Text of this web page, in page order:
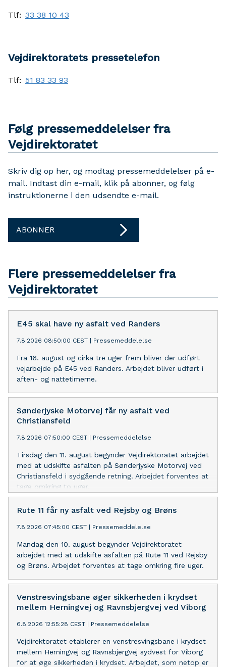
Tlf: 33 38 10 43
Vejdirektoratets pressetelefon
Tlf: 51 83 33 93
Følg pressemeddelelser fra
Vejdirektoratet
Skriv dig op her, og modtag pressemeddelelser på e-
mail. Indtast din e-mail, klik på abonner, og følg
instruktionerne i den udsendte e-mail.
ABONNER
Flere pressemeddelelser fra
Vejdirektoratet
E45 skal have ny asfalt ved Randers
7.8.2026 08:50:00 CEST | Pressemeddelelse
Fra 16. august og cirka tre uger frem bliver der udført
vejarbejde på E45 ved Randers. Arbejdet bliver udført i
aften- og nattetimerne.
Sønderjyske Motorvej får ny asfalt ved
Christiansfeld
7.8.2026 07:50:00 CEST | Pressemeddelelse
Tirsdag den 11. august begynder Vejdirektoratet arbejdet
med at udskifte asfalten på Sønderjyske Motorvej ved
Christiansfeld i sydgående retning. Arbejdet forventes at
tage omkring to uger.
Rute 11 får ny asfalt ved Rejsby og Brøns
7.8.2026 07:45:00 CEST | Pressemeddelelse
Mandag den 10. august begynder Vejdirektoratet
arbejdet med at udskifte asfalten på Rute 11 ved Rejsby
og Brøns. Arbejdet forventes at tage omkring fire uger.
Venstresvingsbane øger sikkerheden i krydset
mellem Herningvej og Ravnsbjergvej ved Viborg
6.8.2026 12:55:28 CEST | Pressemeddelelse
Vejdirektoratet etablerer en venstresvingsbane i krydset
mellem Herningvej og Ravnsbjergvej sydvest for Viborg
for at øge sikkerheden i krydset. Arbejdet, som netop er